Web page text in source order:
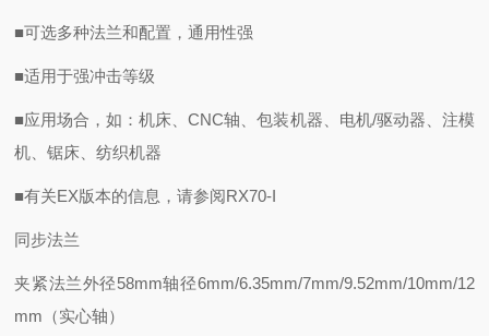
■可选多种法兰和配置，通用性强
■适用于强冲击等级
■应用场合，如：机床、CNC轴、包装机器、电机/驱动器、注模
机、锯床、纺织机器
■有关EX版本的信息，请参阅RX70-I
同步法兰
夹紧法兰外径58mm轴径6mm/6.35mm/7mm/9.52mm/10mm/12
mm（实心轴）